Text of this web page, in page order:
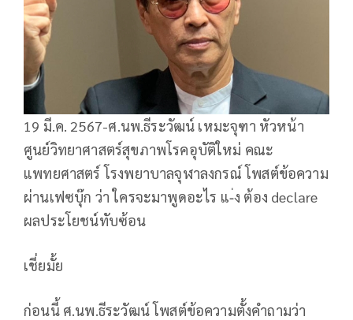
19 มี.ค. 2567-ศ.นพ.ธีระวัฒน์ เหมะจุฑา หัวหน้า
ศูนย์วิทยาศาสตร์สุขภาพโรคอุบัติใหม่ คณะ
แพทยศาสตร์ โรงพยาบาลจุฬาลงกรณ์ โพสต์ข้อความ
ผ่านเฟซบุ๊ก ว่า ใครจะมาพูดอะไร แ-่ง ต้อง declare
ผลประโยชน์ทับซ้อน
เชี่ยมั้ย
ก่อนนี้ ศ.นพ.ธีระวัฒน์ โพสต์ข้อความตั้งคำถามว่า